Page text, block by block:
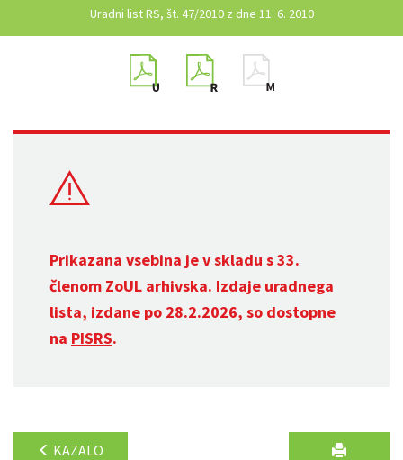
Uradni list RS, št. 47/2010 z dne 11. 6. 2010
Prikazana vsebina je v skladu s 33.
členom ZoUL arhivska. Izdaje uradnega
lista, izdane po 28.2.2026, so dostopne
na PISRS.
KAZALO